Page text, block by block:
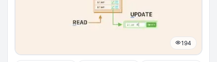
194